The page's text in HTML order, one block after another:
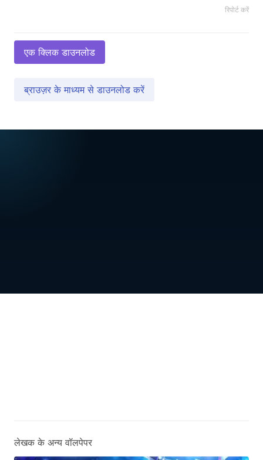
रिपोर्ट करें
एक क्लिक डाउनलोड
ब्राउज़र के माध्यम से डाउनलोड करें
लेखक के अन्य वॉलपेपर